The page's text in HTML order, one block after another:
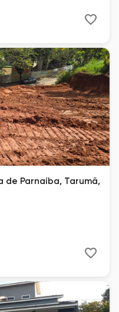
de Parnaíba, Tarumã,